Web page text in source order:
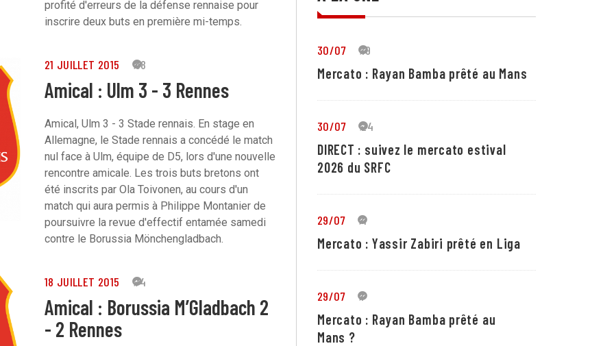
profité d'erreurs de la défense rennaise pour
inscrire deux buts en première mi-temps.
21 JUILLET 2015 68
Amical : Ulm 3 - 3 Rennes
Amical, Ulm 3 - 3 Stade rennais. En stage en
Allemagne, le Stade rennais a concédé le match
nul face à Ulm, équipe de D5, lors d'une nouvelle
rencontre amicale. Les trois buts bretons ont
été inscrits par Ola Toivonen, au cours d'un
match qui aura permis à Philippe Montanier de
poursuivre la revue d'effectif entamée samedi
contre le Borussia Mönchengladbach.
18 JUILLET 2015 74
Amical : Borussia M’Gladbach 2
- 2 Rennes
30/07 19
Mercato : Rayan Bamba prêté au Mans
30/07 24
DIRECT : suivez le mercato estival
2026 du SRFC
29/07 4
Mercato : Yassir Zabiri prêté en Liga
29/07 1
Mercato : Rayan Bamba prêté au
Mans ?